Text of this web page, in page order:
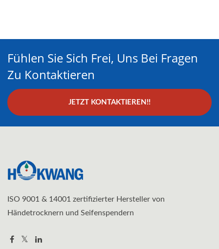
Fühlen Sie Sich Frei, Uns Bei Fragen
Zu Kontaktieren
JETZT KONTAKTIEREN!!
ISO 9001 & 14001 zertifizierter Hersteller von
Händetrocknern und Seifenspendern